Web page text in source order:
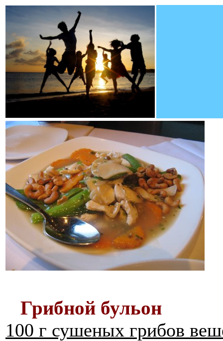
Грибной бульон
100 г сушеных грибов